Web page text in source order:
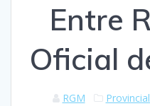
Entre
Oficial
RGM